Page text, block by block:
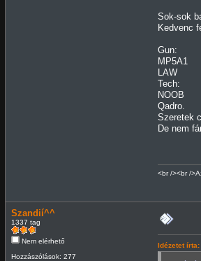
Sok-sok
Kedvenc
Gun:
MP5A1
LAW
Tech:
NOOB
Qadro.
Szeretek
De nem
<br /><br /
Szandií^^
1337 tag
Nem elérhető
Hozzászólások: 277
Idézetet írta: